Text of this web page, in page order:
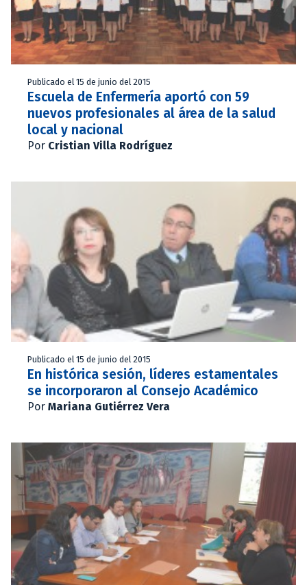
Publicado el 15 de junio del 2015
Escuela de Enfermería aportó con 59
nuevos profesionales al área de la salud
local y nacional
Por Cristian Villa Rodríguez
Publicado el 15 de junio del 2015
En histórica sesión, líderes estamentales
se incorporaron al Consejo Académico
Por Mariana Gutiérrez Vera